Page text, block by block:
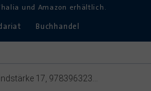
und Amazon erhältlich.
Buchhandel